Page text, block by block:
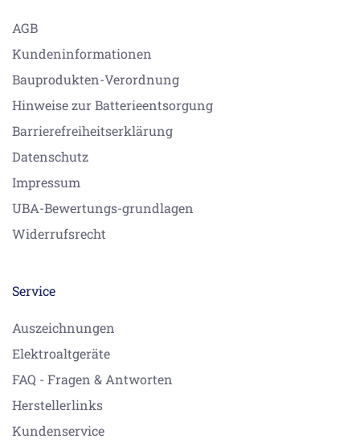
AGB
Kundeninformationen
Bauprodukten-Verordnung
Hinweise zur Batterieentsorgung
Barrierefreiheitserklärung
Datenschutz
Impressum
UBA-Bewertungs-grundlagen
Widerrufsrecht
Service
Auszeichnungen
Elektroaltgeräte
FAQ - Fragen & Antworten
Herstellerlinks
Kundenservice